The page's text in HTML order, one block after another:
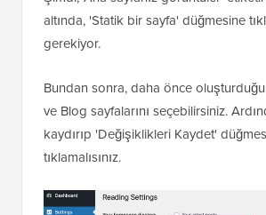
altında, 'Statik bir sayfa' düğmesine
gerekiyor.
Bundan sonra, daha önce
ve Blog sayfalarını seçebilirsiniz.
kaydırıp 'Değişiklikleri Kaydet'
tıklamalısınız.